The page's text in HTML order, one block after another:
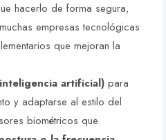
hacerlo de forma segura,
empresas tecnológicas
que mejoran la
artificial) para
y adaptarse al estilo del
biométricos que